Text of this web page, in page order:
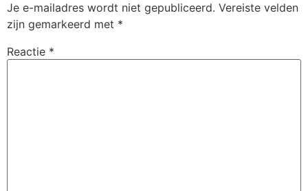
Je e-mailadres wordt niet gepubliceerd. Vereiste velden
zijn gemarkeerd met *
Reactie *